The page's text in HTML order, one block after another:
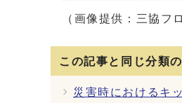
（画像提供：三協フ
この記事と同じ分類
災害時におけるキ